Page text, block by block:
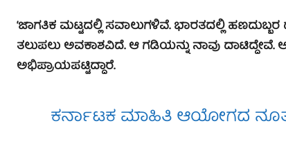
‘ಜಾಗತಿಕ ಮಟ್ಟದಲ್ಲಿ ಸವಾಲುಗಳಿವೆ. ಭಾರತದ‍ಲ್ಲಿ
ತಲುಪಲು ಅವಕಾಶವಿದೆ. ಆ ಗಡಿಯನ್ನು ನಾವು
ಅಭಿಪ್ರಾಯಪಟ್ಟಿದ್ದಾರೆ.
ಕರ್ನಾಟಕ ಮಾಹಿತಿ ಆಯೋಗದ